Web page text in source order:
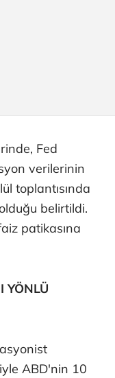
Fed
verilerinin
toplantısında
belirtildi.
patikasına
YÖNLÜ
ABD'nin 10